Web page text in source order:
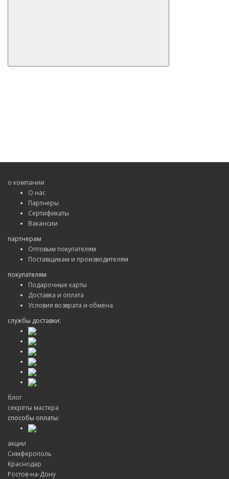
о компании
О нас
Партнеры
Сертификаты
Вакансии
партнерам
Оптовым покупателям
Поставщикам и производителям
покупателям
Подарочные карты
Доставка и оплата
Условия возврата и обмена
службы доставки:
блог
секреты мастера
способы оплаты:
акции
Симферополь
Краснодар
Ростов-на-Дону